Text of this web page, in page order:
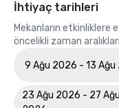
İhtiyaç tarihleri
Mekanların
öncelikli zaman aralıkları
9 Ağu 2026 - 13 Ağu
23 Ağu 2026 - 27 Ağu